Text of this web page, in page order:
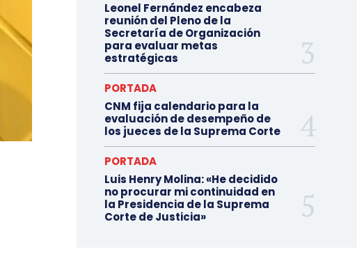
Leonel Fernández encabeza
reunión del Pleno de la
Secretaría de Organización
para evaluar metas
estratégicas
PORTADA
CNM fija calendario para la
evaluación de desempeño de
los jueces de la Suprema Corte
PORTADA
Luis Henry Molina: «He decidido
no procurar mi continuidad en
la Presidencia de la Suprema
Corte de Justicia»